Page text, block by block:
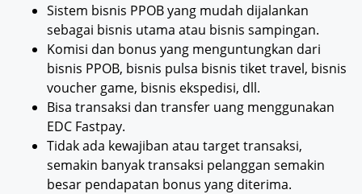
Sistem bisnis PPOB yang mudah dijalankan
sebagai bisnis utama atau bisnis sampingan.
Komisi dan bonus yang menguntungkan dari
bisnis PPOB, bisnis pulsa bisnis tiket travel, bisnis
voucher game, bisnis ekspedisi, dll.
Bisa transaksi dan transfer uang menggunakan
EDC Fastpay.
Tidak ada kewajiban atau target transaksi,
semakin banyak transaksi pelanggan semakin
besar pendapatan bonus yang diterima.